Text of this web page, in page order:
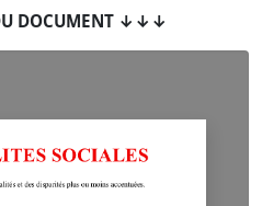
DOCUMENT ↓↓↓